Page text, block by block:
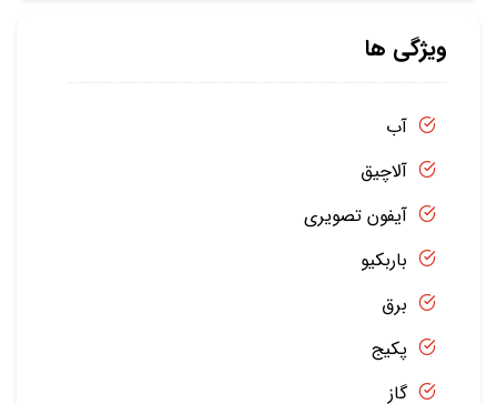
ویژگی ها
آب
آلاچیق
آیفون تصویری
باربکیو
برق
پکیج
گاز